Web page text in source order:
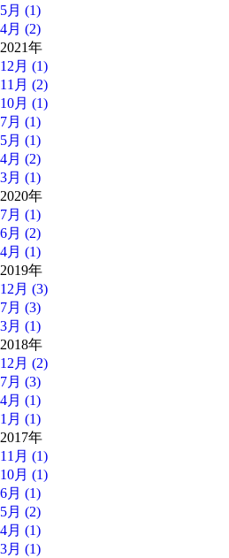
5月 (1)
4月 (2)
2021年
12月 (1)
11月 (2)
10月 (1)
7月 (1)
5月 (1)
4月 (2)
3月 (1)
2020年
7月 (1)
6月 (2)
4月 (1)
2019年
12月 (3)
7月 (3)
3月 (1)
2018年
12月 (2)
7月 (3)
4月 (1)
1月 (1)
2017年
11月 (1)
10月 (1)
6月 (1)
5月 (2)
4月 (1)
3月 (1)